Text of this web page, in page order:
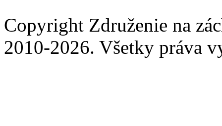
Copyright Združenie na
2010-2026. Všetky práva